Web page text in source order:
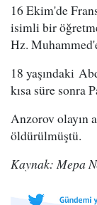
16 Ekim'de
isimli bir
Hz.
18 yaşındaki
kısa süre sonra
Anzorov olayın
öldürülmüştü.
Kaynak: Mepa